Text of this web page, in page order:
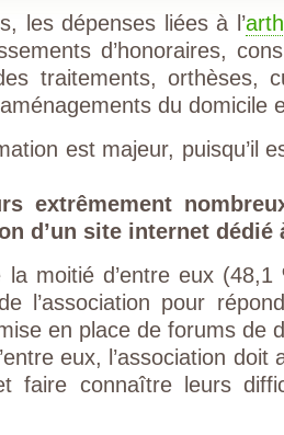
MASSEURS-
INSTITUT UPSA
LA DOULEUR
ORDRE
DES PÉDICURES-
PODOLOGUES
DE MÉDECINE
PHYSIQUE ET DE
SOCIÉTÉ
DE CHIRURGIE
DE
SYNDICAT
DES MÉDECINS
NOS
PIERRE FABRE
CHAINE
DU SOLEIL
les dépenses liées à l’
d’honoraires,
traitements, orthèses,
du domicile
est majeur, puisqu’il
extrêmement
d’un site internet dédié
la moitié d’entre eux
l’association pour
en place de forums de
eux, l’association
faire connaître leurs